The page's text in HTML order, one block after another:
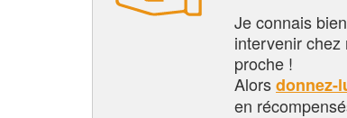
Je connais
intervenir chez
proche !
Alorsdonnez-
en